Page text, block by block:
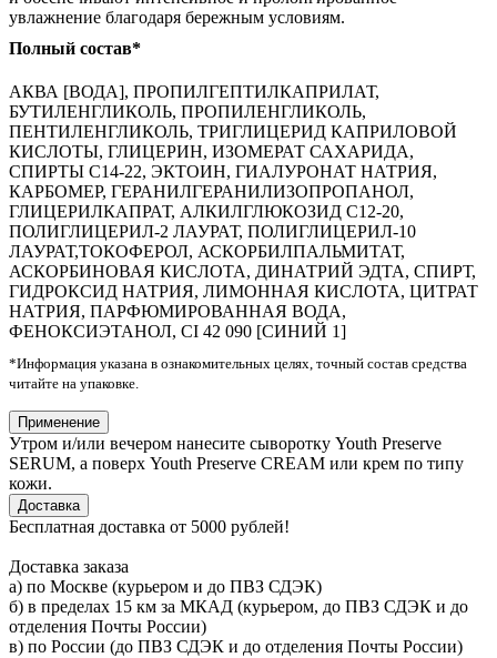
увлажнение благодаря бережным условиям.
Полный состав*
АКВА [ВОДА], ПРОПИЛГЕПТИЛКАПРИЛАТ,
БУТИЛЕНГЛИКОЛЬ, ПРОПИЛЕНГЛИКОЛЬ,
ПЕНТИЛЕНГЛИКОЛЬ, ТРИГЛИЦЕРИД КАПРИЛОВОЙ
КИСЛОТЫ, ГЛИЦЕРИН, ИЗОМЕРАТ САХАРИДА,
СПИРТЫ C14-22, ЭКТОИН, ГИАЛУРОНАТ НАТРИЯ,
КАРБОМЕР, ГЕРАНИЛГЕРАНИЛИЗОПРОПАНОЛ,
ГЛИЦЕРИЛКАПРАТ, АЛКИЛГЛЮКОЗИД C12-20,
ПОЛИГЛИЦЕРИЛ-2 ЛАУРАТ, ПОЛИГЛИЦЕРИЛ-10
ЛАУРАТ,ТОКОФЕРОЛ, АСКОРБИЛПАЛЬМИТАТ,
АСКОРБИНОВАЯ КИСЛОТА, ДИНАТРИЙ ЭДТА, СПИРТ,
ГИДРОКСИД НАТРИЯ, ЛИМОННАЯ КИСЛОТА, ЦИТРАТ
НАТРИЯ, ПАРФЮМИРОВАННАЯ ВОДА,
ФЕНОКСИЭТАНОЛ, CI 42 090 [СИНИЙ 1]
*Информация указана в ознакомительных целях, точный состав средства
читайте на упаковке.
Применение
Утром и/или вечером нанесите сыворотку Youth Preserve
SERUM, а поверх Youth Preserve CREAM или крем по типу
кожи.
Доставка
Бесплатная доставка от 5000 рублей!
Доставка заказа
а) по Москве (курьером и до ПВЗ СДЭК)
б) в пределах 15 км за МКАД (курьером, до ПВЗ СДЭК и до
отделения Почты России)
в) по России (до ПВЗ СДЭК и до отделения Почты России)